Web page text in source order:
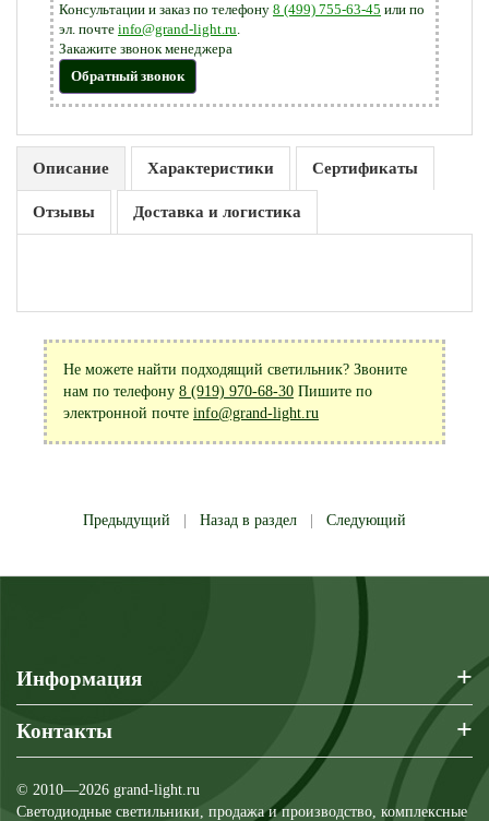
Консультации и заказ по телефону 8 (499) 755-63-45 или по
эл. почте info@grand-light.ru.
Закажите звонок менеджера
Обратный звонок
Описание Характеристики Сертификаты
Отзывы Доставка и логистика
Не можете найти подходящий светильник? Звоните
нам по телефону 8 (919) 970-68-30 Пишите по
электронной почте info@grand-light.ru
Предыдущий Назад в раздел Следующий
Информация +
Контакты +
© 2010—2026 grand-light.ru
Светодиодные светильники, продажа и производство, комплексные